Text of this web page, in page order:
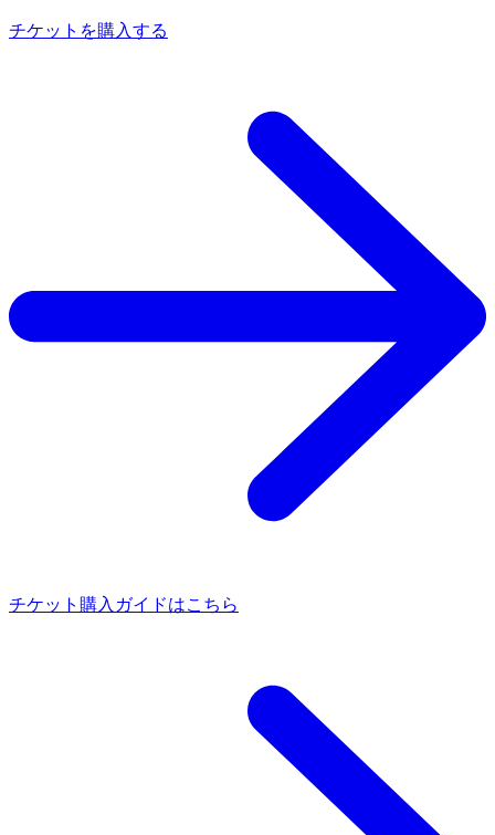
チケットを購入する
チケット購入ガイドはこちら